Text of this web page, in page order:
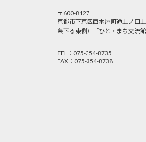
〒600-8127
京都市下京区西木屋町通上ノ口
条下る東側）「ひと・まち交流
TEL：075-354-8735
FAX：075-354-8738